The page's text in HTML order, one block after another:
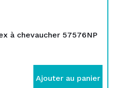
à chevaucher 57576NP
Ajouter au panier